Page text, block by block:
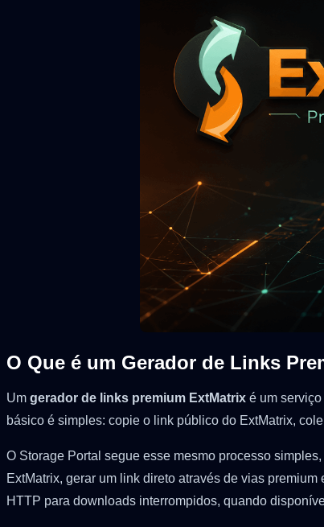
O Que é um Gerador de Links
Um gerador de links premium ExtMatrix é um
básico é simples: copie o link público do ExtMatrix,
O Storage Portal segue esse mesmo processo
ExtMatrix, gerar um link direto através de vias
HTTP para downloads interrompidos, quando